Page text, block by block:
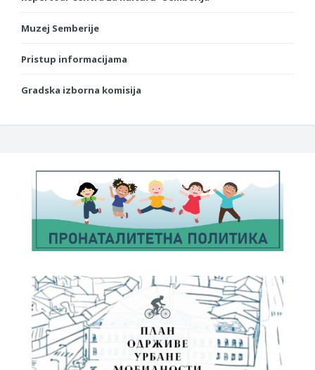
Muzej Semberije
Pristup informacijama
Gradska izborna komisija